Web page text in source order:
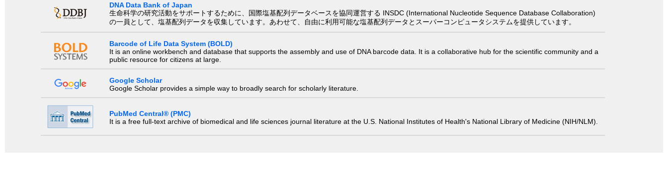
DNA Data Bank of Japan
生命科学の研究活動をサポートするために、国際塩基配列データベースを協同運営する INSDC (International Nucleotide Sequence Database Collaboration)
の一員として、塩基配列データを収集しています。あわせて、自由に利用可能な塩基配列データとスーパーコンピュータシステムを提供しています。
Barcode of Life Data System (BOLD)
It is an online workbench and database that supports the assembly and use of DNA barcode data. It is a collaborative hub for the scientific community and a
public resource for citizens at large.
Google Scholar
Google Scholar provides a simple way to broadly search for scholarly literature.
PubMed Central® (PMC)
It is a free full-text archive of biomedical and life sciences journal literature at the U.S. National Institutes of Health's National Library of Medicine (NIH/NLM).